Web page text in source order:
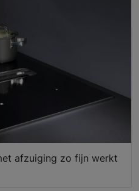
afzuiging zo fijn werkt